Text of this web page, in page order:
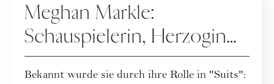
Meghan Markle:
Schauspielerin, Herzogin
von Sussex und Mutter
Bekannt wurde sie durch ihre Rolle in "Suits":